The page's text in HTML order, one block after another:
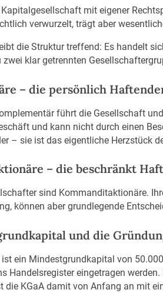
Kapitalgesellschaft mit eigener
verwurzelt, trägt aber
die Struktur treffend: Es handelt
klar getrennten
– die persönlich
führt die Gesellschaft
und kann nicht durch einen
– sie ist das eigentliche Herzstück
– die beschränkt
sind Kommanditaktionäre.
können aber grundlegende
und die
ist ein Mindestgrundkapital von
Handelsregister eingetragen
die KGaA damit von Anfang an mit